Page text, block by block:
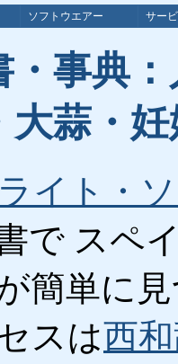
ソフトウエアー サー
・事典
大蒜・
イト・
で スペ
簡単に
スは西